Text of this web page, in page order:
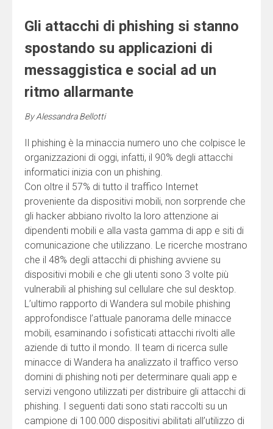
Gli attacchi di phishing si stanno
spostando su applicazioni di
messaggistica e social ad un
ritmo allarmante
ByAlessandra Bellotti
Il phishing è la minaccia numero uno che colpisce le
organizzazioni di oggi, infatti, il 90% degli attacchi
informatici inizia con un phishing.
Con oltre il 57% di tutto il traffico Internet
proveniente da dispositivi mobili, non sorprende che
gli hacker abbiano rivolto la loro attenzione ai
dipendenti mobili e alla vasta gamma di app e siti di
comunicazione che utilizzano. Le ricerche mostrano
che il 48% degli attacchi di phishing avviene su
dispositivi mobili e che gli utenti sono 3 volte più
vulnerabili al phishing sul cellulare che sul desktop.
L’ultimo rapporto di Wandera sul mobile phishing
approfondisce l’attuale panorama delle minacce
mobili, esaminando i sofisticati attacchi rivolti alle
aziende di tutto il mondo. Il team di ricerca sulle
minacce di Wandera ha analizzato il traffico verso
domini di phishing noti per determinare quali app e
servizi vengono utilizzati per distribuire gli attacchi di
phishing. I seguenti dati sono stati raccolti su un
campione di 100.000 dispositivi abilitati all’utilizzo di